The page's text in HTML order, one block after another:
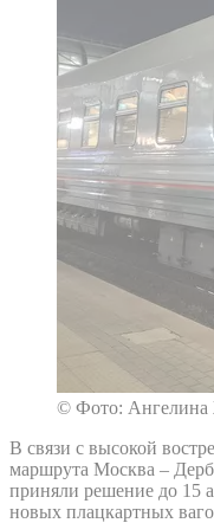
© Фото: Ангелина
В связи с высокой
маршрута Москва –
приняли решение до 15
новых плацкартных